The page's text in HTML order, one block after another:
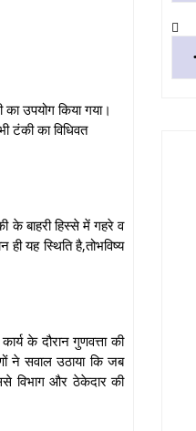
का उपयोग किया गया।
टंकी का विधिवत
के बाहरी हिस्से में गहरे व
यह स्थिति है,तोभविष्य
के दौरान गुणवत्ता की
ने सवाल उठाया कि जब
विभाग और ठेकेदार की